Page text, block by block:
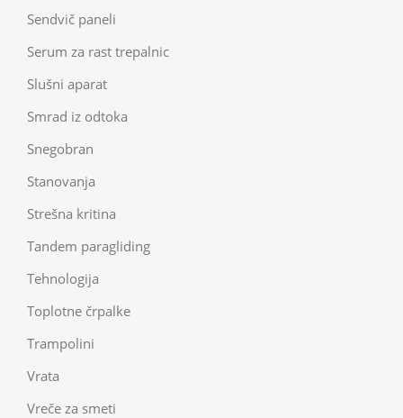
Sendvič paneli
Serum za rast trepalnic
Slušni aparat
Smrad iz odtoka
Snegobran
Stanovanja
Strešna kritina
Tandem paragliding
Tehnologija
Toplotne črpalke
Trampolini
Vrata
Vreče za smeti